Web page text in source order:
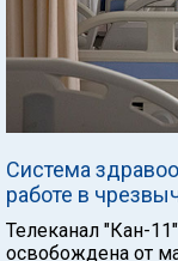
Система
работе в
Телеканал "Кан-
освобождена от